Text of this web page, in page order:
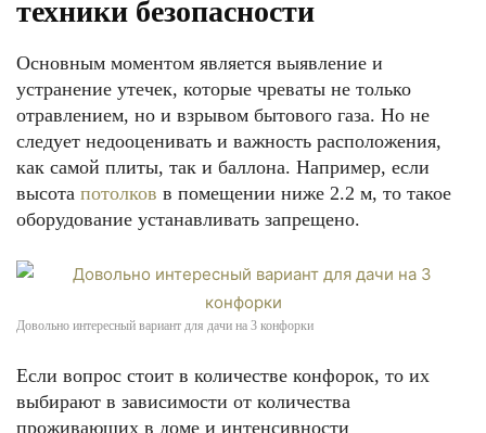
техники безопасности
Основным моментом является выявление и
устранение утечек, которые чреваты не только
отравлением, но и взрывом бытового газа. Но не
следует недооценивать и важность расположения,
как самой плиты, так и баллона. Например, если
высота потолков в помещении ниже 2.2 м, то такое
оборудование устанавливать запрещено.
Довольно интересный вариант для дачи на 3 конфорки
Если вопрос стоит в количестве конфорок, то их
выбирают в зависимости от количества
проживающих в доме и интенсивности